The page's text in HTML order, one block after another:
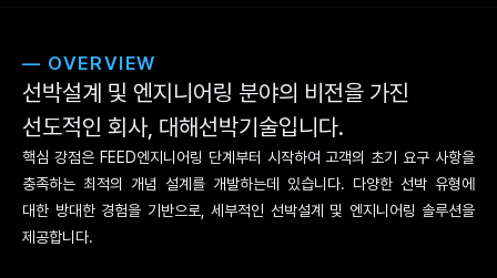
— OVERVIEW
선박설계 및 엔지니어링 분야의 비전을 가진
선도적인 회사, 대해선박기술입니다.
핵심 강점은 FEED엔지니어링 단계부터 시작하여 고객의 초기 요구 사항을
충족하는 최적의 개념 설계를 개발하는데 있습니다. 다양한 선박 유형에
대한 방대한 경험을 기반으로, 세부적인 선박설계 및 엔지니어링 솔루션을
제공합니다.